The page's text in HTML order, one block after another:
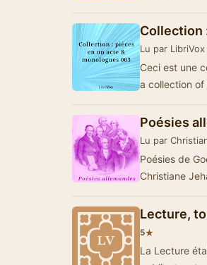
Collection
Lu par
Ceci est une
a collection
Poésies
Lu par
Poésies de
Christiane
Lecture,
5★
La Lecture